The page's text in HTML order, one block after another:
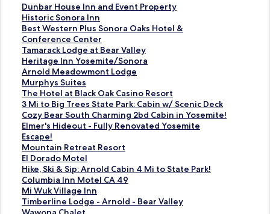
Dunbar House Inn and Event Property
L
i
n
k
c
h
e
a
p
r
e
l
a
p
a
g
i
n
a
d
Historic Sonora Inn
L
i
n
k
c
h
e
a
p
r
e
l
a
p
a
g
i
n
a
Best Western Plus Sonora Oaks Hotel &
Conference Center
L
i
n
k
c
h
e
a
p
r
e
l
a
p
a
g
i
n
Tamarack Lodge at Bear Valley
L
i
n
k
c
h
e
a
p
r
e
l
a
p
a
g
Heritage Inn Yosemite/Sonora
L
i
n
k
c
h
e
a
p
r
e
l
a
p
a
Arnold Meadowmont Lodge
L
i
n
k
c
h
e
a
p
r
e
l
a
p
Murphys Suites
L
i
n
k
c
h
e
a
p
r
e
l
a
The Hotel at Black Oak Casino Resort
L
i
n
k
c
h
e
a
p
r
e
l
3 Mi to Big Trees State Park: Cabin w/ Scenic Deck
L
i
n
k
c
h
e
a
p
r
e
Cozy Bear South Charming 2bd Cabin in Yosemite!
L
i
n
k
c
h
e
a
p
r
Elmer's Hideout - Fully Renovated Yosemite
Escape!
L
i
n
k
c
h
e
a
p
Mountain Retreat Resort
L
i
n
k
c
h
e
El Dorado Motel
L
i
n
k
c
h
Hike, Ski & Sip: Arnold Cabin 4 Mi to State Park!
L
i
n
k
c
Columbia Inn Motel CA 49
L
i
n
k
Mi Wuk Village Inn
L
i
n
Timberline Lodge - Arnold - Bear Valley
L
iL